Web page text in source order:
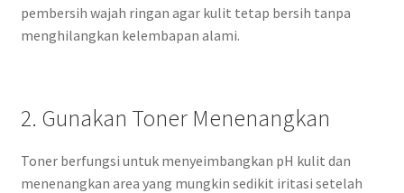
pembersih wajah ringan agar kulit tetap bersih tanpa
menghilangkan kelembapan alami.
2. Gunakan Toner Menenangkan
Toner berfungsi untuk menyeimbangkan pH kulit dan
menenangkan area yang mungkin sedikit iritasi setelah